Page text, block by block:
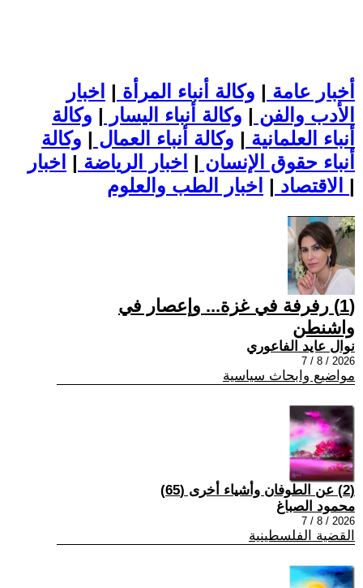
أخبار عامة | وكالة أنباء المرأة | اخبار
الأدب والفن | وكالة أنباء اليسار | وكالة
أنباء العلمانية | وكالة أنباء العمال | وكالة
أنباء حقوق الإنسان | اخبار الرياضة | اخبار
الاقتصاد | |
(1) رفرفة في غزة... وإعصار في
واشنطن
نوال عايد الفاعوري
2026 / 8 / 7
مواضيع وابحاث سياسية
(2) عن الطوفان وأشياء أخرى (65)
محمود الصباغ
2026 / 8 / 7
القضية الفلسطينية